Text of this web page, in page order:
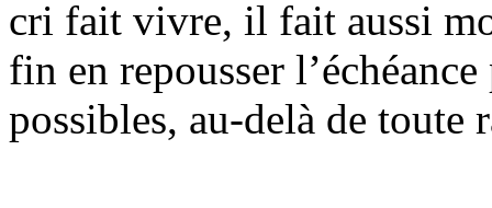
cri fait vivre, il fait aussi
fin en repousser
possibles, au-delà de toute